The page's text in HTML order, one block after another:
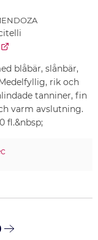
blåbär, slånbär,
rik och
tanniner, fin
varm avslutning.
fl.&nbsp;